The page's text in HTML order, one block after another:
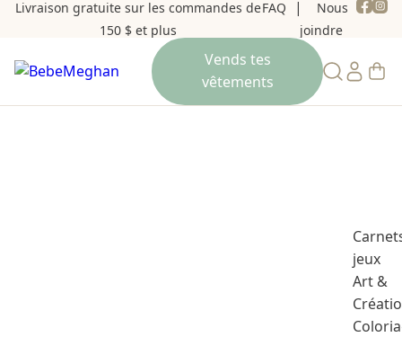
Livraison gratuite sur les commandes de
150 $ et plus
FAQ
Nous
joindre
jeux
Art &